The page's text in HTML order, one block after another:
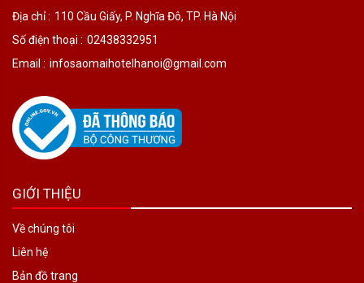
Địa chỉ : 110 Cầu Giấy, P. Nghĩa Đô, TP. Hà Nội
Số điện thoại : 02438332951
Email : infosaomaihotelhanoi@gmail.com
GIỚI THIỆU
Về chúng tôi
Liên hệ
Bản đồ trang